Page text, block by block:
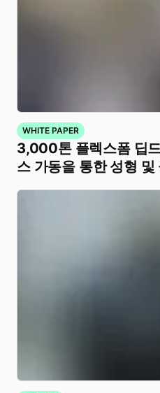
WHITE PAPER
3,000톤 플렉스폼 딥
스 가동을 통한 성형 및